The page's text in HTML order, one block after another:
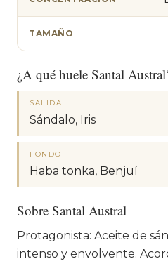
TAMAÑO
¿A qué huele Santal
SALIDA
Sándalo, Iris
FONDO
Haba tonka, Benjuí
Sobre Santal Austral
Protagonista: Aceite de
intenso y envolvente.